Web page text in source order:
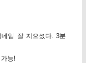
임 잘 지으셨다. 3분
능!